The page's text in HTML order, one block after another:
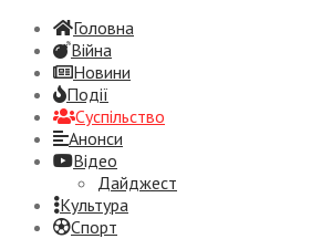
Головна
Війна
Новини
Події
Суспiльство
Анонси
Відео
Дайджест
Культура
Спорт